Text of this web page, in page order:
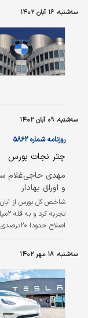
سه‌شنبه، ۱۶ آبان ۱۴۰۲
سه‌شنبه، ۰۹ آبان ۱۴۰۲
روزنامه شماره ۵۸۶۲
چتر نجات بورس
مهدی حاجی‌غلام
و اوراق بهادار
سنگینی محسوب می‌شود.
مسکن و خودرو هم
کاهش بازار سرمایه
سه‌شنبه، ۱۸ مهر ۱۴۰۲